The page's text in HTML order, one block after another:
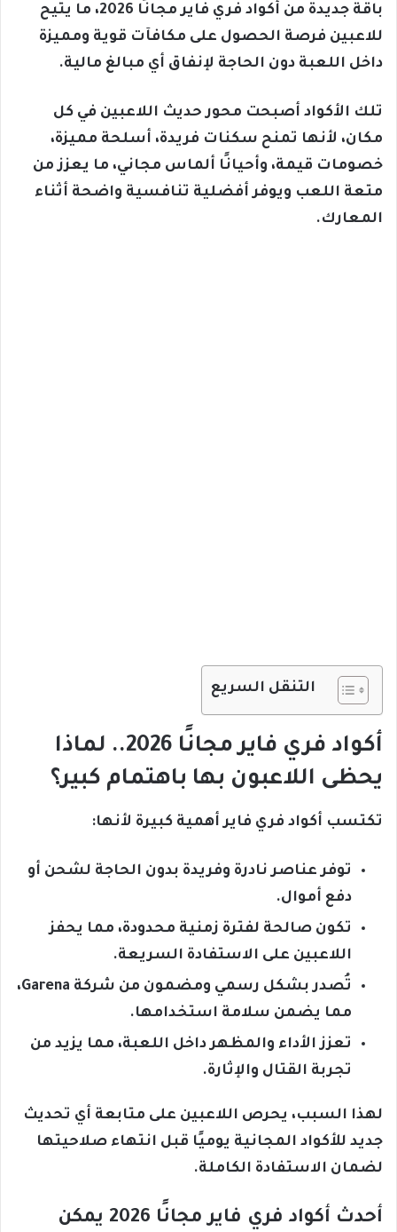
باقة جديدة من أكواد فري فاير مجانًا 2026، ما يتيح
للاعبين فرصة الحصول على مكافآت قوية ومميزة
داخل اللعبة دون الحاجة لإنفاق أي مبالغ مالية.
تلك الأكواد أصبحت محور حديث اللاعبين في كل
مكان، لأنها تمنح سكنات فريدة، أسلحة مميزة،
خصومات قيمة، وأحيانًا ألماس مجاني، ما يعزز من
متعة اللعب ويوفر أفضلية تنافسية واضحة أثناء
المعارك.
التنقل السريع
أكواد فري فاير مجانًا 2026.. لماذا
يحظى اللاعبون بها باهتمام كبير؟
تكتسب أكواد فري فاير أهمية كبيرة لأنها:
توفر عناصر نادرة وفريدة بدون الحاجة لشحن أو
دفع أموال.
تكون صالحة لفترة زمنية محدودة، مما يحفز
اللاعبين على الاستفادة السريعة.
تُصدر بشكل رسمي ومضمون من شركة Garena،
مما يضمن سلامة استخدامها.
تعزز الأداء والمظهر داخل اللعبة، مما يزيد من
تجربة القتال والإثارة.
لهذا السبب، يحرص اللاعبين على متابعة أي تحديث
جديد للأكواد المجانية يوميًا قبل انتهاء صلاحيتها
لضمان الاستفادة الكاملة.
أحدث أكواد فري فاير مجانًا 2026 يمكن